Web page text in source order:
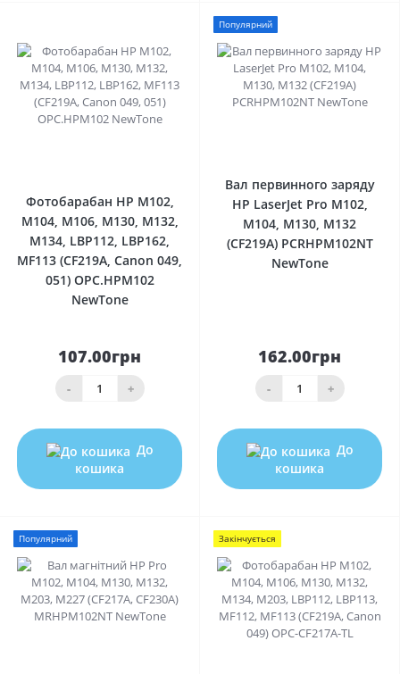
Фотобарабан HP M102,
M104, M106, M130, M132,
M134, LBP112, LBP162,
MF113 (CF219A, Canon 049,
051) OPC.HPM102
NewTone
107.00грн
- +
До
кошика
Популярний
Вал первинного заряду
HP LaserJet Pro M102,
M104, M130, M132
(CF219A) PCRHPM102NT
NewTone
162.00грн
- +
До
кошика
Популярний Закінчується